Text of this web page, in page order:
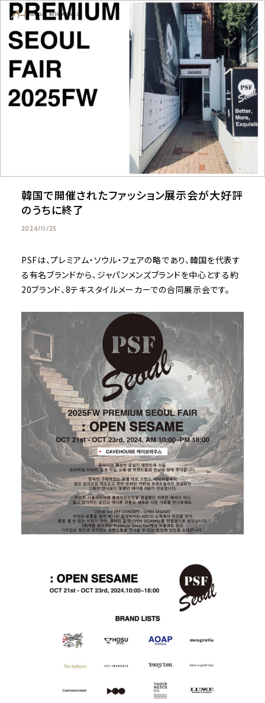
韓国で開催されたファッション展示会が大好評
のうちに終了
2024/11/25
PSFは、プレミアム・ソウル・フェアの略であり、韓国を代表す
る有名ブランドから、ジャパンメンズブランドを中心とする約
20ブランド、8テキスタイルメーカーでの合同展示会です。